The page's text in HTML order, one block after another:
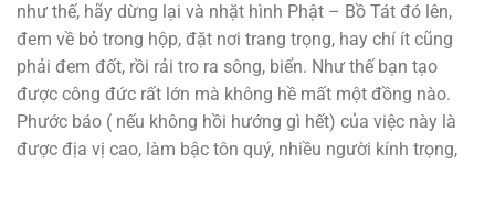
như thế, hãy dừng lại và nhặt hình Phật – Bồ Tát đó lên,
đem về bỏ trong hộp, đặt nơi trang trọng, hay chí ít cũng
phải đem đốt, rồi rải tro ra sông, biển. Như thế bạn tạo
được công đức rất lớn mà không hề mất một đồng nào.
Phước báo ( nếu không hồi hướng gì hết) của việc này là
được địa vị cao, làm bậc tôn quý, nhiều người kính trọng,